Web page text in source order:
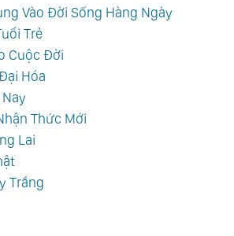
Vào Đời Sống Hàng Ngày
Trẻ
Cuộc Đời
Hóa
Thức Mới
Lai
Trắng